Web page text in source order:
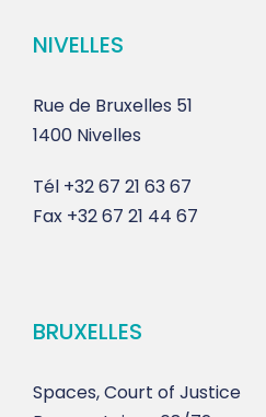
NIVELLES
Rue de Bruxelles 51
1400 Nivelles
Tél +32 67 21 63 67
Fax +32 67 21 44 67
BRUXELLES
Spaces, Court of Justice